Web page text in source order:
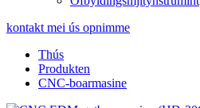
kontakt mei ús opnimme
Thús
Produkten
CNC-boarmasine